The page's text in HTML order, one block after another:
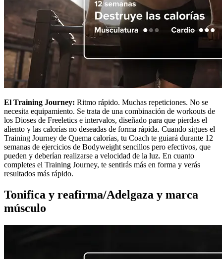
El Training Journey: Ritmo rápido. Muchas repeticiones. No se
necesita equipamiento. Se trata de una combinación de workouts de
los Dioses de Freeletics e intervalos, diseñado para que pierdas el
aliento y las calorías no deseadas de forma rápida. Cuando sigues el
Training Journey de Quema calorías, tu Coach te guiará durante 12
semanas de ejercicios de Bodyweight sencillos pero efectivos, que
pueden y deberían realizarse a velocidad de la luz. En cuanto
completes el Training Journey, te sentirás más en forma y verás
resultados más rápido.
Tonifica y reafirma/Adelgaza y marca
músculo